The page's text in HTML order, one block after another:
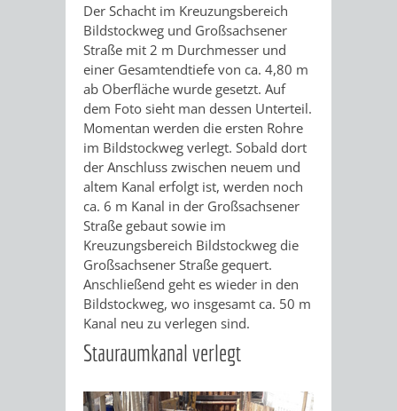
BAUPROJEKTE
STRASSENBAUMASSNAHMEN OB
ERFLOCKENBACH
BAU
VERLAUF
PLANUNTERLAGEN
PRÄSENTATION
ZUR
INFO-
VERANSTALTUNG
VOM
5.
NEUBAU
BETRIEBSGEBÄUDE
HAUPTFRIEDHOF
SANIERUNG
DES
WOHNGEBÄUDES
MANNHEIMER
STRASSE 1
BETEILIGUNGEN
IN
DER
STADTENTWICKLUNG
STADTENTWICKLUNG
/
VERKEHRSPLANUNG
STÄDTEBAULICHER
RAHMENPLAN
VERKEHRSPLANUNG
FLÄCHENNUTZUNGSPLAN
BEBAUUNGSPLÄNE
ENTWICKLUNGS-
VERKEHRSANBINDUNG
/
LAGE
DATEN
/
ZAHLEN
/
FAKTEN
GEWERBEFLÄCHEN
/
-
IMMOBILIEN
GEWERBEGEBIET
STADTMARKETING
/
EINZELHANDEL
Der Schacht im Kreuzungsbereich
Bildstockweg und Großsachsener
Straße mit 2 m Durchmesser und
einer Gesamtendtiefe von ca. 4,80 m
ab Oberfläche wurde gesetzt. Auf
dem Foto sieht man dessen Unterteil.
Momentan werden die ersten Rohre
im Bildstockweg verlegt. Sobald dort
der Anschluss zwischen neuem und
altem Kanal erfolgt ist, werden noch
ca. 6 m Kanal in der Großsachsener
Straße gebaut sowie im
Kreuzungsbereich Bildstockweg die
Großsachsener Straße gequert.
Anschließend geht es wieder in den
Bildstockweg, wo insgesamt ca. 50 m
Kanal neu zu verlegen sind.
Stauraumkanal verlegt